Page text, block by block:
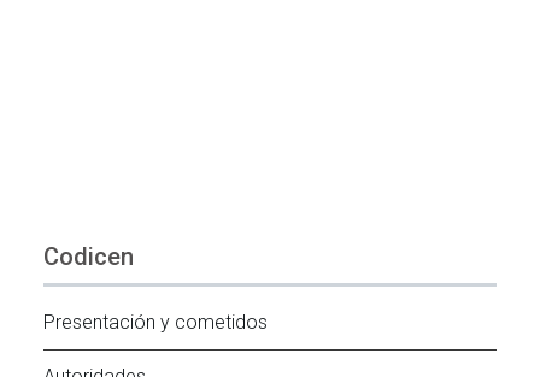
Codicen
Presentación y cometidos